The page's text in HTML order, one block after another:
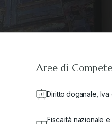
Aree di
Diritto doganale, Iva
Fiscalità nazionale e